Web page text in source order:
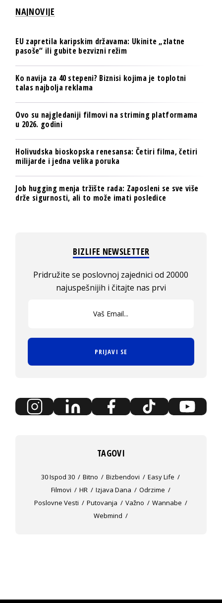
NAJNOVIJE
EU zapretila karipskim državama: Ukinite „zlatne
pasoše“ ili gubite bezvizni režim
Ko navija za 40 stepeni? Biznisi kojima je toplotni
talas najbolja reklama
Ovo su najgledaniji filmovi na striming platformama
u 2026. godini
Holivudska bioskopska renesansa: Četiri filma, četiri
milijarde i jedna velika poruka
Job hugging menja tržište rada: Zaposleni se sve više
drže sigurnosti, ali to može imati posledice
BIZLIFE NEWSLETTER
Pridružite se poslovnoj zajednici od 20000
najuspešnijih i čitajte nas prvi
PRIJAVI SE
TAGOVI
30 Ispod 30 Bitno Bizbendovi
Easy Life
Filmovi
HR Izjava Dana
Odrzime
Poslovne Vesti
Putovanja Važno
Wannabe
Webmind